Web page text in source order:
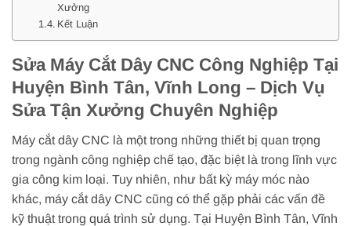
Xưởng
Kết Luận
Sửa Máy Cắt Dây CNC Công Nghiệp Tại
Huyện Bình Tân, Vĩnh Long – Dịch Vụ
Sửa Tận Xưởng Chuyên Nghiệp
Máy cắt dây CNC là một trong những thiết bị quan trọng
trong ngành công nghiệp chế tạo, đặc biệt là trong lĩnh vực
gia công kim loại. Tuy nhiên, như bất kỳ máy móc nào
khác, máy cắt dây CNC cũng có thể gặp phải các vấn đề
kỹ thuật trong quá trình sử dụng. Tại Huyện Bình Tân, Vĩnh